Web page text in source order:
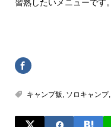
習熟したいメニューです。
キャンプ飯, ソロキャンプ,